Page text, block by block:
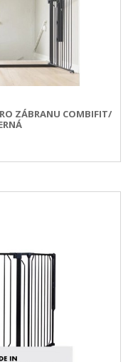
ZÁBRANU COMBIFIT/